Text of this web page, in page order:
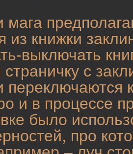
мага
из книжки
выключать
с
переключаются
и в процессе
было
про